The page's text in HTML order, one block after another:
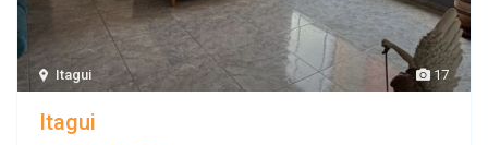
17
Itagui
Itagui